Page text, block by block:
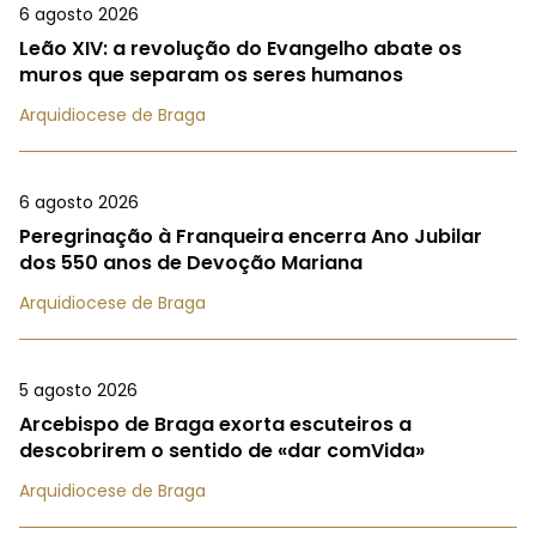
6 agosto 2026
Leão XIV: a revolução do Evangelho abate os
muros que separam os seres humanos
Arquidiocese de Braga
6 agosto 2026
Peregrinação à Franqueira encerra Ano Jubilar
dos 550 anos de Devoção Mariana
Arquidiocese de Braga
5 agosto 2026
Arcebispo de Braga exorta escuteiros a
descobrirem o sentido de «dar comVida»
Arquidiocese de Braga